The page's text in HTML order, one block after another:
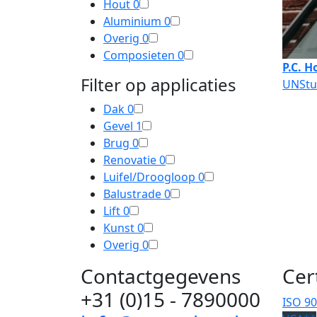
Hout0
Aluminium 0
Overig 0
Composieten 0
Filter op applicaties
Dak0
Gevel 1
Brug 0
Renovatie0
Luifel/Droogloop 0
Balustrade0
Lift0
Kunst0
Overig 0
P.C.
Contactgegevens
+31 (0)15 - 7890000
ISO